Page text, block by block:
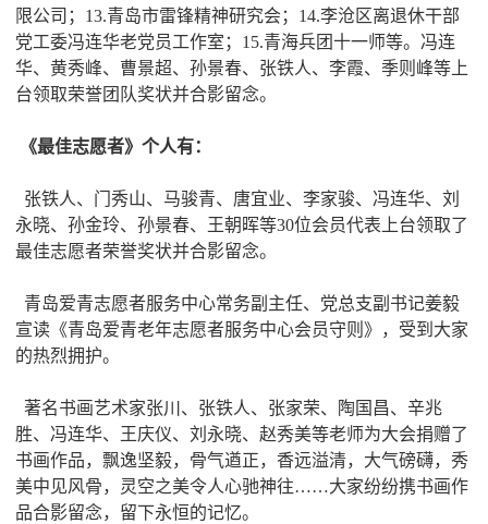
限公司；13.青岛市雷锋精神研究会；14.李沧区离退休干部
党工委冯连华老党员工作室；15.青海兵团十一师等。冯连
华、黄秀峰、曹景超、孙景春、张铁人、李霞、季则峰等上
台领取荣誉团队奖状并合影留念。
《最佳志愿者》个人有：
张铁人、门秀山、马骏青、唐宜业、李家骏、冯连华、刘
永晓、孙金玲、孙景春、王朝晖等30位会员代表上台领取了
最佳志愿者荣誉奖状并合影留念。
青岛爱青志愿者服务中心常务副主任、党总支副书记姜毅
宣读《青岛爱青老年志愿者服务中心会员守则》，受到大家
的热烈拥护。
著名书画艺术家张川、张铁人、张家荣、陶国昌、辛兆
胜、冯连华、王庆仪、刘永晓、赵秀美等老师为大会捐赠了
书画作品，飘逸坚毅，骨气遒正，香远溢清，大气磅礴，秀
美中见风骨，灵空之美令人心驰神往……大家纷纷携书画作
品合影留念，留下永恒的记忆。